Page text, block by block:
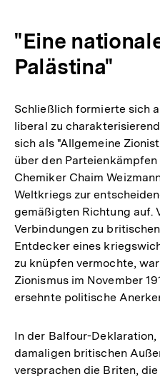
"Eine
Palästina"
Schließlich formierte sich
liberal zu
sich als "Allgemeine
über den
Chemiker Chaim
Weltkriegs zur
gemäßigten Richtung auf.
Verbindungen zu
Entdecker eines
zu knüpfen vermochte,
Zionismus im November
ersehnte politische
In der Balfour-
damaligen britischen
versprachen die Briten,